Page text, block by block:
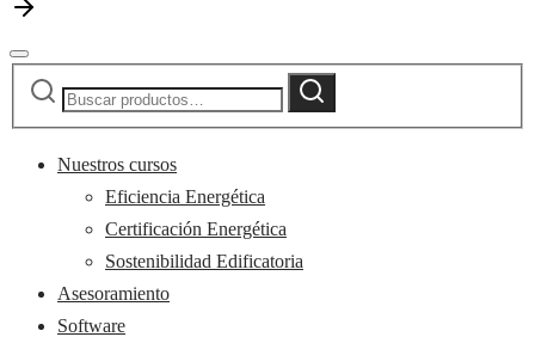
Buscar
Buscar
Nuestros cursos
Eficiencia Energética
Certificación Energética
Sostenibilidad Edificatoria
Asesoramiento
Software